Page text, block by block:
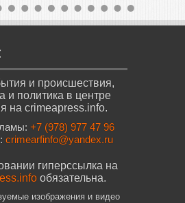
и происшествия,
и политика в центре
на crimeapress.info.
+7 (978) 977 47 96
crimearfinfo@yandex.ru
гиперссылка на
обязательна.
изображения и видео